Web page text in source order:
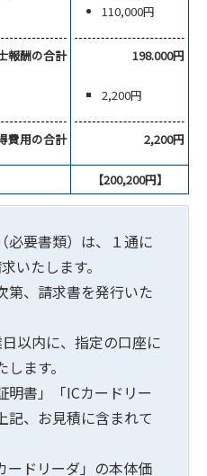
報酬の合計
費用の合計
110,000円
198.000円
2,200円
2,200円
【200,200円】
必要書類）は、１通に
いたします。
第、請求書を発行いた
以内に、指定の口座に
ます。
明書」「ICカードリー
記、お見積に含まれて
ードリーダ」の本体価